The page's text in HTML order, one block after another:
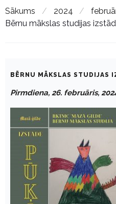
Sākums / 2024 /
Bērnu mākslas studijas
BĒRNU MĀKSLAS STUDIJAS
Pirmdiena, 26. februāris,